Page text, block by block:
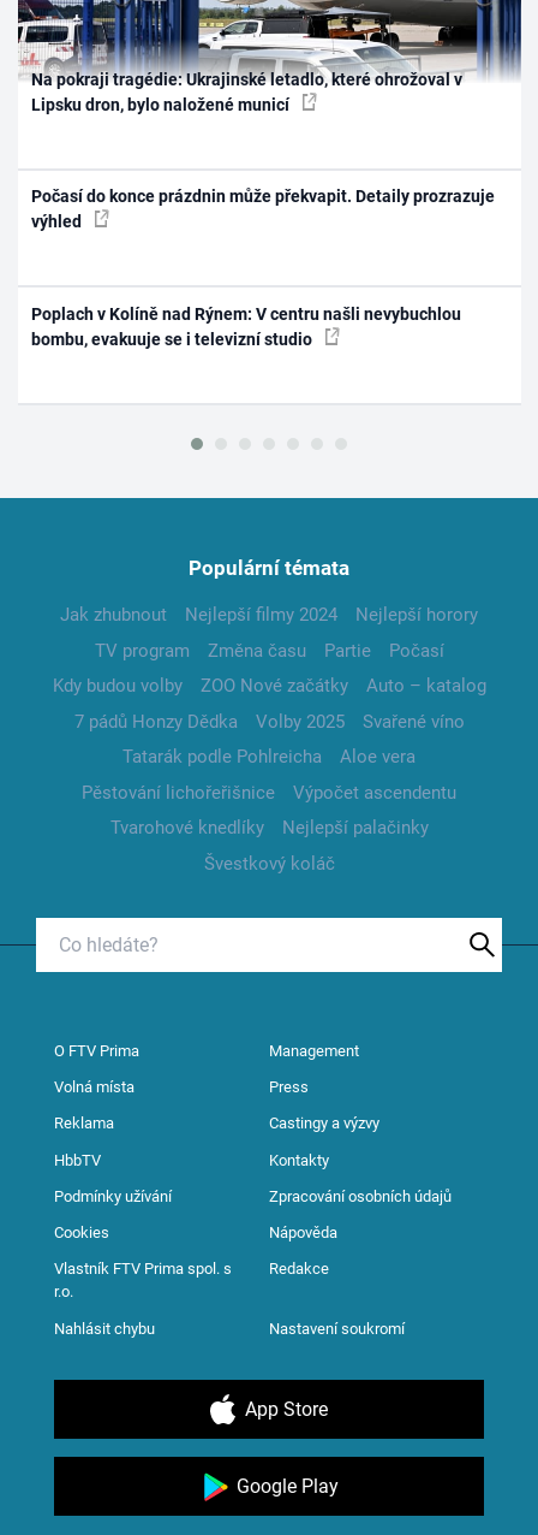
Na pokraji tragédie: Ukrajinské letadlo, které ohrožoval v
Lipsku dron, bylo naložené municí
Počasí do konce prázdnin může překvapit. Detaily prozrazuje
výhled
Poplach v Kolíně nad Rýnem: V centru našli nevybuchlou
bombu, evakuuje se i televizní studio
Populární témata
Jak zhubnout Nejlepší filmy 2024
Nejlepší horory
TV program
Změna času Partie
Počasí
Kdy budou volby
ZOO Nové začátky
Auto – katalog
7 pádů Honzy Dědka
Volby 2025
Svařené víno
Tatarák podle Pohlreicha
Aloe vera
Pěstování lichořeřišnice
Výpočet ascendentu
Tvarohové knedlíky
Nejlepší palačinky
Švestkový koláč
O FTV Prima Management
Volná místa Press
Reklama Castingy a výzvy
HbbTV Kontakty
Podmínky užívání Zpracování osobních údajů
Cookies Nápověda
Vlastník FTV Prima spol. s
r.o.
Redakce
Nahlásit chybu Nastavení soukromí
App Store
Google Play